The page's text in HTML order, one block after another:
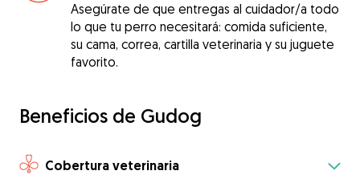
Asegúrate de que entregas al cuidador/a todo
lo que tu perro necesitará: comida suficiente,
su cama, correa, cartilla veterinaria y su juguete
favorito.
Beneficios de Gudog
Cobertura veterinaria